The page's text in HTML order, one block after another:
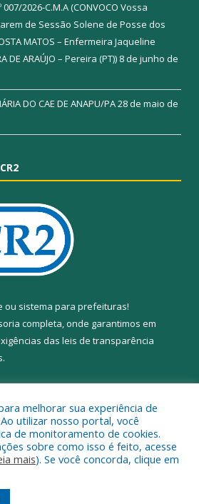
2026-C.M.A (CONVOCO Vossa
de Sessão Solene de Posse dos
MATOS – Enfermeira Jaqueline
DE ARAÚJO – Pereira (PT)) 8 de junho de
DO CAE DE ANAPU/PA28 de maio de
ou sistema para prefeituras!
completa, onde garantimos em
das leis de transparência
a Câmara Municipal de Anapu.
Área Administrativa
melhorar sua experiência de
utilizar nosso portal, você
de monitoramento de cookies.
sobre como isso é feito, acesse
mais). Se você concorda, clique em